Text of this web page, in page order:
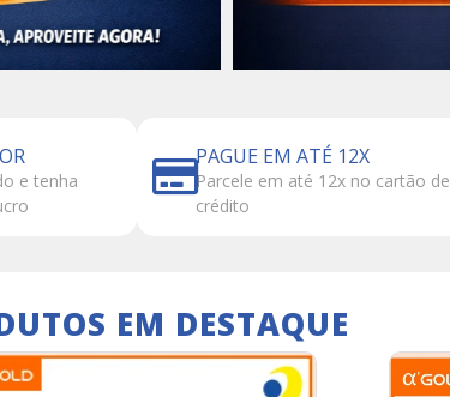
e tenha
PAGUE EM ATÉ 12X
Parcele em até 12x no cartão de
crédito
EM DESTAQUE